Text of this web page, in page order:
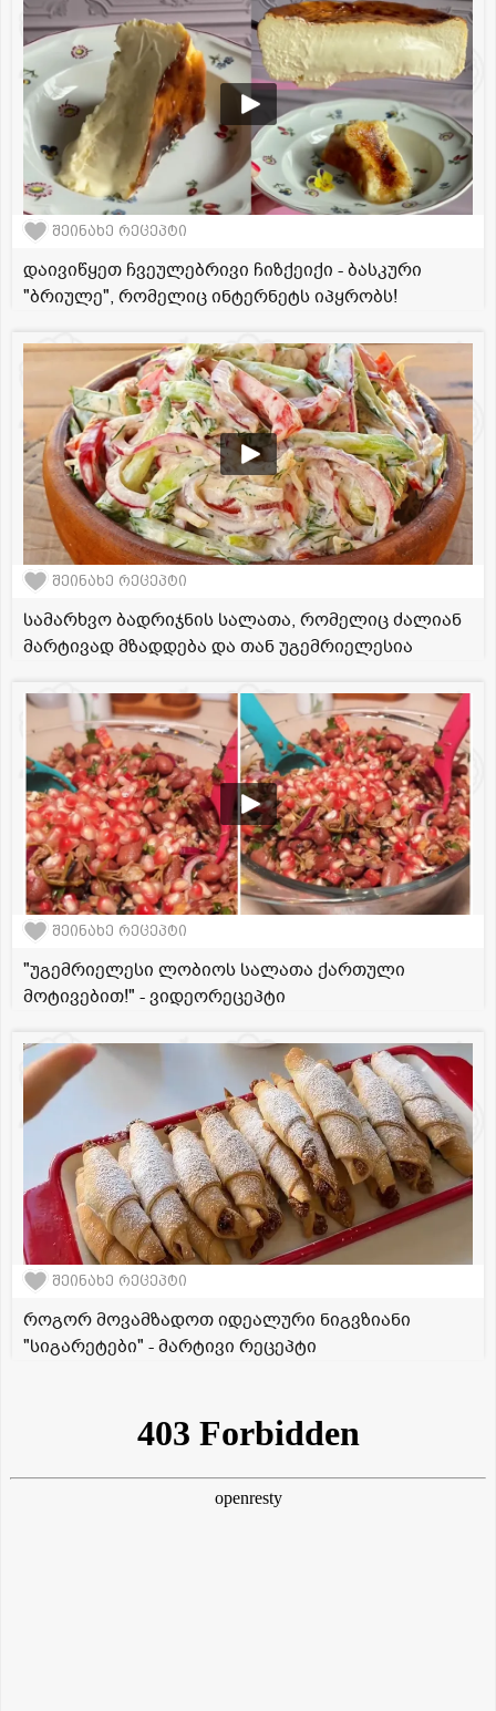
შეინახე რეცეპტი
დაივიწყეთ ჩვეულებრივი ჩიზქეიქი - ბასკური
"ბრიულე", რომელიც ინტერნეტს იპყრობს!
შეინახე რეცეპტი
სამარხვო ბადრიჯნის სალათა, რომელიც ძალიან
მარტივად მზადდება და თან უგემრიელესია
შეინახე რეცეპტი
"უგემრიელესი ლობიოს სალათა ქართული
მოტივებით!" - ვიდეორეცეპტი
შეინახე რეცეპტი
როგორ მოვამზადოთ იდეალური ნიგვზიანი
"სიგარეტები" - მარტივი რეცეპტი